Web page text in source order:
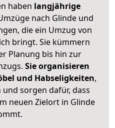
haben langjährige
nach Glinde und
die ein Umzug von
bringt. Sie kümmern
Planung bis hin zur
Sie organisieren
und Habseligkeiten,
sorgen dafür, dass
neuen Zielort in Glinde